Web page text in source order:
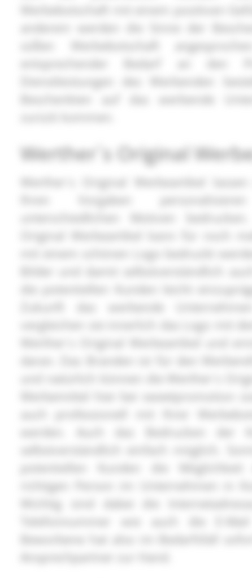
Werbebotschaft mit einem positiven
anderem werden die Sinne der
süßen Werbebotschaft
entsprechender Bedarf an den
Dienstleistungen des Werbenden
Beschenkten auf das werbende
Werther´s Original
Werther´s Original Werbeartikel
Ihren Vorgaben
unterschiedlichen Motiven bedrucken.
Original Werbeartikel kann für noch
mit einem schönen Logo bedruckt
Bilder und damit selbstverständlich
die potentiellen Kunden leicht
Zukunft das werbende
vergleichen sie innerlich das Logo mit
Werther´s Original Werbeartikel und
daran. Das Branden ist für den
und natürlich können die Werther´s
Werbemittel hier bei sweetpromotion
auch professionell mit Ihrer
werden. Auch das Bedrucken der
selbstverständlich einfach möglich.
potentiellen Kunden die
richtigen Person im Unternehmen in
Wichtig sind dabei die
Beworbene hat also im Bedarfsfall
Ansprechpartner zur Hand.